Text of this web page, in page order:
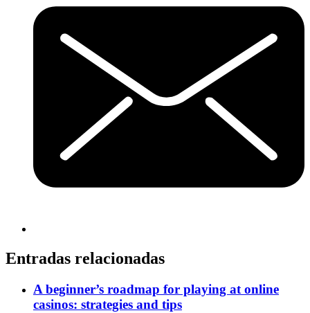
Entradas relacionadas
A beginner’s roadmap for playing at online
casinos: strategies and tips